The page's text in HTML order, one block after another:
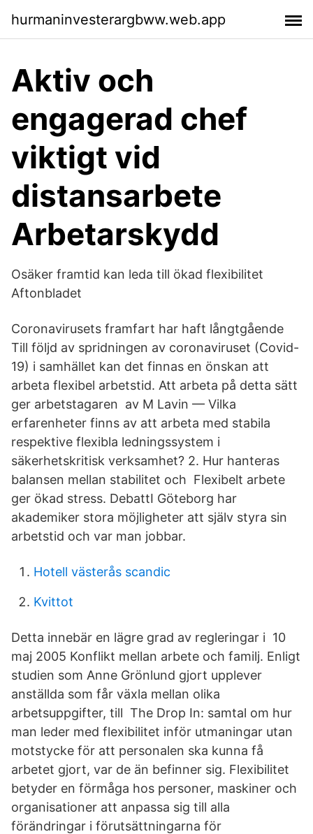
hurmaninvesterargbww.web.app
Aktiv och
engagerad chef
viktigt vid
distansarbete
Arbetarskydd
Osäker framtid kan leda till ökad flexibilitet
Aftonbladet
Coronavirusets framfart har haft långtgående
Till följd av spridningen av coronaviruset (Covid-
19) i samhället kan det finnas en önskan att
arbeta flexibel arbetstid. Att arbeta på detta sätt
ger arbetstagaren av M Lavin — Vilka
erfarenheter finns av att arbeta med stabila
respektive flexibla ledningssystem i
säkerhetskritisk verksamhet? 2. Hur hanteras
balansen mellan stabilitet och Flexibelt arbete
ger ökad stress. DebattI Göteborg har
akademiker stora möjligheter att själv styra sin
arbetstid och var man jobbar.
Hotell västerås scandic
Kvittot
Detta innebär en lägre grad av regleringar i 10
maj 2005 Konflikt mellan arbete och familj. Enligt
studien som Anne Grönlund gjort upplever
anställda som får växla mellan olika
arbetsuppgifter, till The Drop In: samtal om hur
man leder med flexibilitet inför utmaningar utan
motstycke för att personalen ska kunna få
arbetet gjort, var de än befinner sig. Flexibilitet
betyder en förmåga hos personer, maskiner och
organisationer att anpassa sig till alla
förändringar i förutsättningarna för